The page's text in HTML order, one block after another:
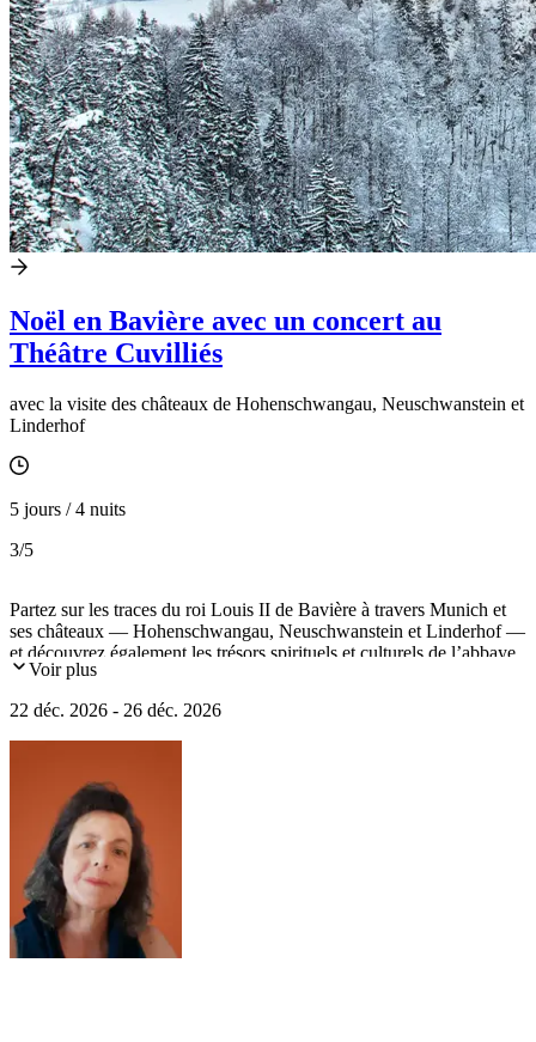
Noël en Bavière avec un concert au
Théâtre Cuvilliés
avec la visite des châteaux de Hohenschwangau, Neuschwanstein et
Linderhof
5 jours / 4 nuits
3/5
Partez sur les traces du roi Louis II de Bavière à travers Munich et
ses châteaux — Hohenschwangau, Neuschwanstein et Linderhof —
et découvrez également les trésors spirituels et culturels de l’abbaye
d’Ettal, du village pittoresque d’Oberammergau, de l’Ancienne
Théâtre Cuvilliés.
Voir plus
22 déc. 2026 - 26 déc. 2026